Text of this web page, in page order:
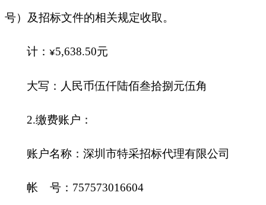
号）及招标文件的相关规定收取。
计： ¥5,638.50元
大写：人民币伍仟陆佰叁拾捌元伍角
2.缴费账户：
账户名称：深圳市特采招标代理有限公司
帐 号： 757573016604